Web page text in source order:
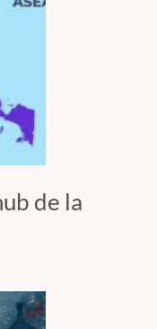
de la